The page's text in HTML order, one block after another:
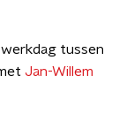
tussen
Jan-Willem